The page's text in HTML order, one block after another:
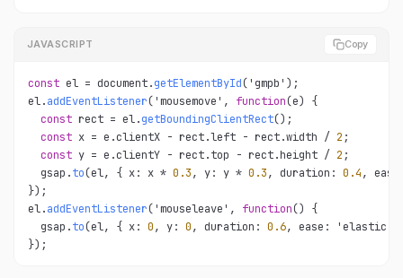
JAVASCRIPT Copy
const el = document.getElementById('gmpb');
el.addEventListener('mousemove', function(e) {
const rect = el.getBoundingClientRect();
const x = e.clientX - rect.left - rect.width / 2 ;
const y = e.clientY - rect.top - rect.height / 2 ;
  gsap.
to(el, { x: x * 0.3, y: y * 0.3, duration: 0.4,
});
el.addEventListener('mouseleave', function() {
  gsap.
to(el, { x: 0, y: 0, duration: 0.6, ease: 'elastic.
});